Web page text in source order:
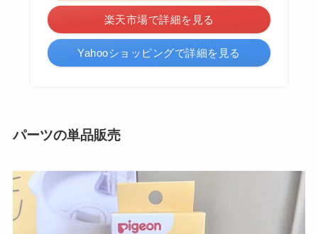
楽天市場で詳細を見る
Yahooショッピングで詳細を見る
パーツの単品販売